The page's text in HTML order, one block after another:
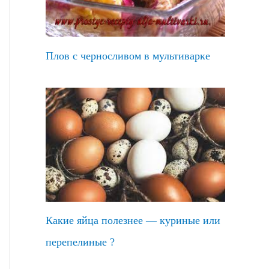
Плов с черносливом в мультиварке
Какие яйца полезнее — куриные или
перепелиные ?